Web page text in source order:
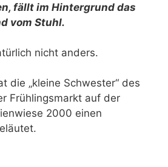
fällt im Hintergrund das
vom Stuhl.
nicht anders.
die „kleine Schwester“ des
Frühlingsmarkt auf der
2000 einen